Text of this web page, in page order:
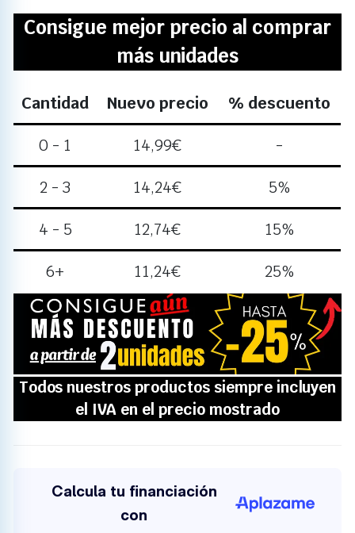
Consigue mejor precio al comprar
más unidades
Cantidad Nuevo precio % descuento
0 - 1 14,99€ -
2 - 3 14,24€ 5%
4 - 5 12,74€ 15%
6+ 11,24€ 25%